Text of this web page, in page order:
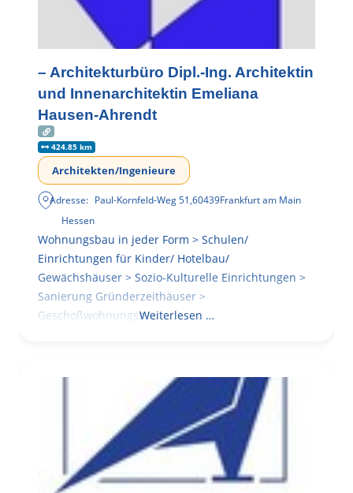
– Architekturbüro Dipl.-Ing. Architektin
und Innenarchitektin Emeliana
Hausen-Ahrendt
424.85 km
Architekten/Ingenieure
Adresse: Paul-Kornfeld-Weg 51,60439Frankfurt am Main
Hessen
Wohnungsbau in jeder Form > Schulen/
Einrichtungen für Kinder/ Hotelbau/
Gewächshäuser > Sozio-Kulturelle Einrichtungen >
Sanierung Gründerzeithäuser >
GeschoßwohnungsbauWeiterlesen …